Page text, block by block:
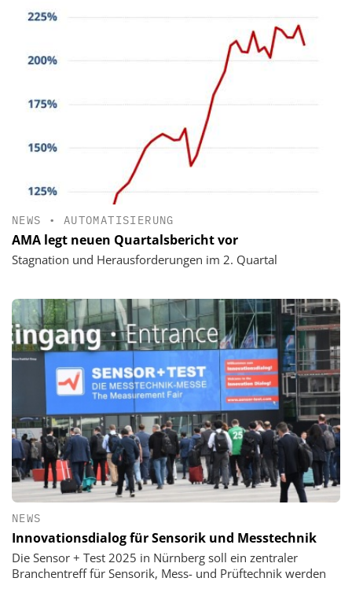
NEWS • AUTOMATISIERUNG
AMA legt neuen Quartalsbericht vor
Stagnation und Herausforderungen im 2. Quartal
NEWS
Innovationsdialog für Sensorik und Messtechnik
Die Sensor + Test 2025 in Nürnberg soll ein zentraler
Branchentreff für Sensorik, Mess- und Prüftechnik werden